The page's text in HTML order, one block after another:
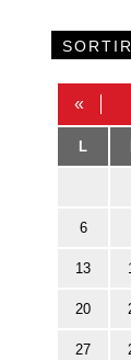
«
L
6
13
20
27